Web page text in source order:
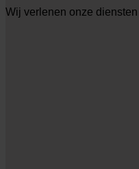
Wij verlenen onze